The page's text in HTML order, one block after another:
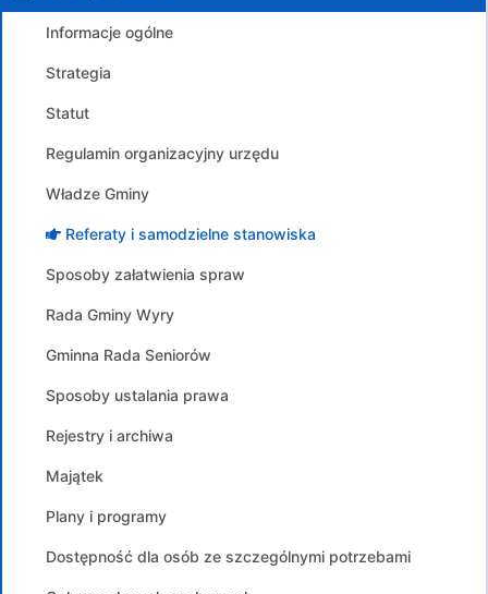
Informacje ogólne
Strategia
Statut
Regulamin organizacyjny urzędu
Władze Gminy
Referaty i samodzielne stanowiska
Sposoby załatwienia spraw
Rada Gminy Wyry
Gminna Rada Seniorów
Sposoby ustalania prawa
Rejestry i archiwa
Majątek
Plany i programy
Dostępność dla osób ze szczególnymi potrzebami